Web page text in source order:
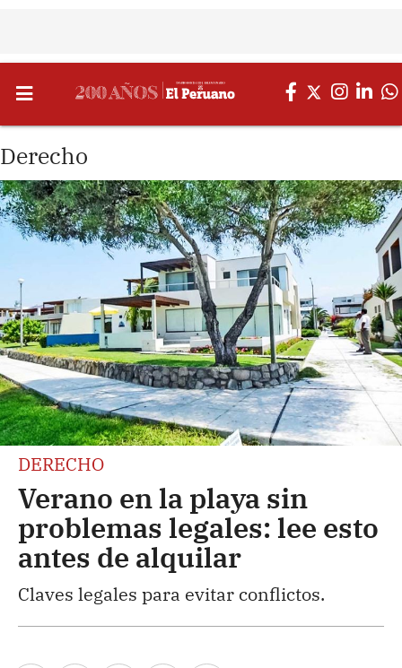
Derecho
DERECHO
Verano en la playa sin
problemas legales: lee esto
antes de alquilar
Claves legales para evitar conflictos.